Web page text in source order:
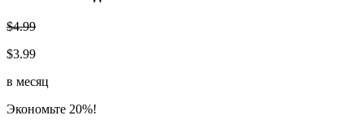
$4.99
$3.99
в месяц
Экономьте 20%!